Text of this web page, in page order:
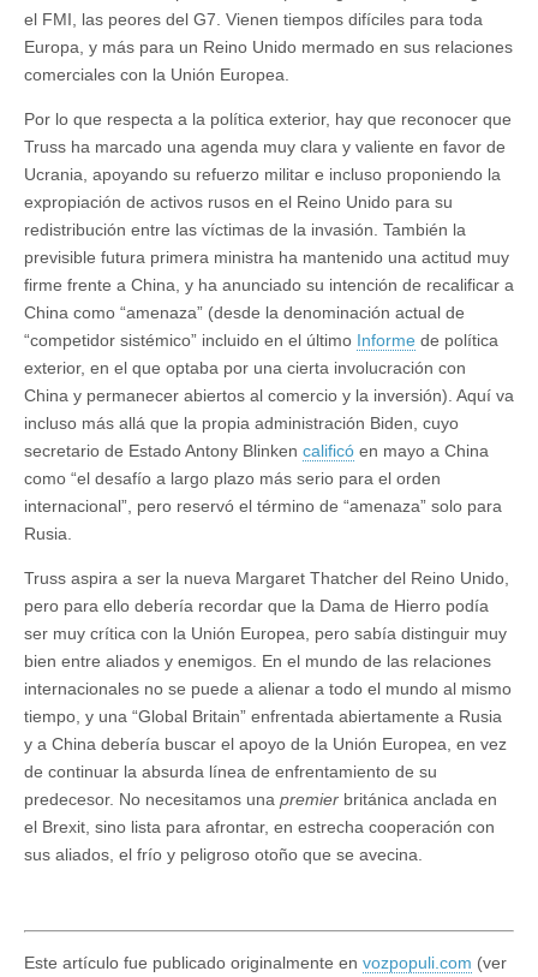
el FMI, las peores del G7. Vienen tiempos difíciles para toda
Europa, y más para un Reino Unido mermado en sus relaciones
comerciales con la Unión Europea.
Por lo que respecta a la política exterior, hay que reconocer que
Truss ha marcado una agenda muy clara y valiente en favor de
Ucrania, apoyando su refuerzo militar e incluso proponiendo la
expropiación de activos rusos en el Reino Unido para su
redistribución entre las víctimas de la invasión. También la
previsible futura primera ministra ha mantenido una actitud muy
firme frente a China, y ha anunciado su intención de recalificar a
China como “amenaza” (desde la denominación actual de
“competidor sistémico” incluido en el último Informe de política
exterior, en el que optaba por una cierta involucración con
China y permanecer abiertos al comercio y la inversión). Aquí va
incluso más allá que la propia administración Biden, cuyo
secretario de Estado Antony Blinken calificó en mayo a China
como “el desafío a largo plazo más serio para el orden
internacional”, pero reservó el término de “amenaza” solo para
Rusia.
Truss aspira a ser la nueva Margaret Thatcher del Reino Unido,
pero para ello debería recordar que la Dama de Hierro podía
ser muy crítica con la Unión Europea, pero sabía distinguir muy
bien entre aliados y enemigos. En el mundo de las relaciones
internacionales no se puede a alienar a todo el mundo al mismo
tiempo, y una “Global Britain” enfrentada abiertamente a Rusia
y a China debería buscar el apoyo de la Unión Europea, en vez
de continuar la absurda línea de enfrentamiento de su
predecesor. No necesitamos una premier británica anclada en
el Brexit, sino lista para afrontar, en estrecha cooperación con
sus aliados, el frío y peligroso otoño que se avecina.
Este artículo fue publicado originalmente en vozpopuli.com (ver